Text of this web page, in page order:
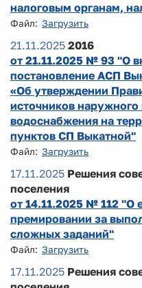
налоговым органам,
Файл: Загрузить
21.11.2025 2016
от 21.11.2025 № 93 "О
постановление АСП
«Об утверждении
источников
водоснабжения на
пунктов СП Выкатной"
Файл: Загрузить
17.11.2025 Решения
поселения
от 14.11.2025 № 112 "О
премировании за
сложных заданий"
Файл: Загрузить
17.11.2025 Решения